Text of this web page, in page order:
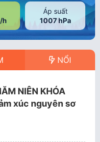
h
Áp suất
1007 hPa
NỔI
NIÊN KHÓA
xúc nguyên sơ